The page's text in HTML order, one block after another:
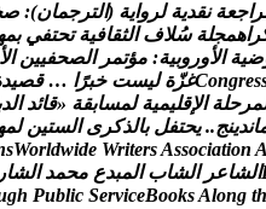
راجعة نقدية لر واية (الترجمان)
: ص
راهمجلة سلف الثقافية تحتفي بم
ضية الور وبية: مؤتمر الصحفيين ال
Congres غزة ليست خبرا … قصيد
مرحلة القليمية لمسابقة «قائد الد
اندينج.
. يحتفل بالذكرى الستين لم
sWorldwide WritersAssociation A
الشاعر الشاب المبدع محمد الشا
gh Public ServiceBooksAlong th